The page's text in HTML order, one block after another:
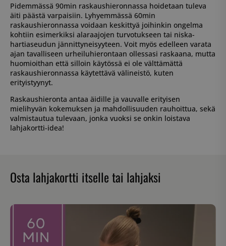
Pidemmässä 90min raskaushieronnassa hoidetaan tuleva
äiti päästä varpaisiin. Lyhyemmässä 60min
raskaushieronnassa voidaan keskittyä joihinkin ongelma
kohtiin esimerkiksi alaraajojen turvotukseen tai niska-
hartiaseudun jännittyneisyyteen. Voit myös edelleen varata
ajan tavalliseen urheiluhierontaan ollessasi raskaana, mutta
huomioithan että silloin käytössä ei ole välttämättä
raskaushieronnassa käytettävä välineistö, kuten
erityistyynyt.
Raskaushieronta antaa äidille ja vauvalle erityisen
mielihyvän kokemuksen ja mahdollisuuden rauhoittua, sekä
valmistautua tulevaan, jonka vuoksi se onkin loistava
lahjakortti-idea!
Osta lahjakortti itselle tai lahjaksi